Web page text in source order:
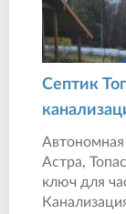
Септик
Астра,
ключ для